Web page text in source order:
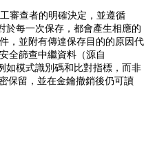
審查者的明確決定，並遵循
於每一次保存，都會產生相應的
，並附有傳達保存目的的原因代
全篩查中繼資料（源自
模式識別碼和比對指標，而非
保留，並在金鑰撤銷後仍可讀